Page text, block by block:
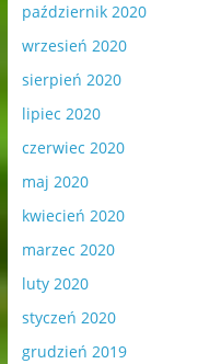
październik 2020
wrzesień 2020
sierpień 2020
lipiec 2020
czerwiec 2020
maj 2020
kwiecień 2020
marzec 2020
luty 2020
styczeń 2020
grudzień 2019